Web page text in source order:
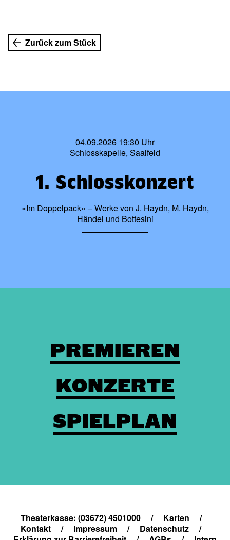
Zurück zum Stück
04.09.2026 19:30 Uhr
Schlosskapelle, Saalfeld
1. Schlosskonzert
»Im Doppelpack« – Werke von J. Haydn, M. Haydn,
Händel und Bottesini
PREMIEREN
KONZERTE
SPIELPLAN
Theaterkasse: (03672) 4501000 / Karten
/
Kontakt
/ Impressum / Datenschutz
/